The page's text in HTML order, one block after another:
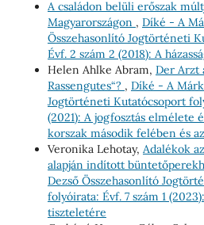
A családon belüli erőszak
Magyarországon , Díké - A
Összehasonlító Jogtörténeti
Évf. 2 szám 2 (2018): A
Helen Ahlke Abram, Der Arzt
Rassengutes“? , Díké - A
Jogtörténeti Kutatócsoport
(2021): A jogfosztás elmélete
korszak második felében és
Veronika Lehotay, Adalékok
alapján indított
Dezső Összehasonlító
folyóirata: Évf. 7 szám 1
tiszteletére